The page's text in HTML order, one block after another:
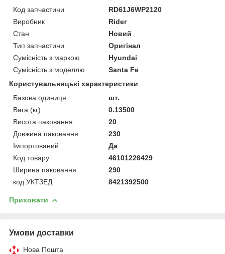
Код запчастини
RD61J6WP2120
Виробник
Rider
Стан
Новий
Тип запчастини
Оригінал
Сумісність з маркою
Hyundai
Сумісність з моделлю
Santa Fe
Користувальницькі характеристики
Базова одиниця
шт.
Вага (кг)
0.13500
Висота паковання
20
Довжина паковання
230
Імпортований
Да
Код товару
46101226429
Ширина паковання
290
код УКТЗЕД
8421392500
Приховати
Умови доставки
Нова Пошта